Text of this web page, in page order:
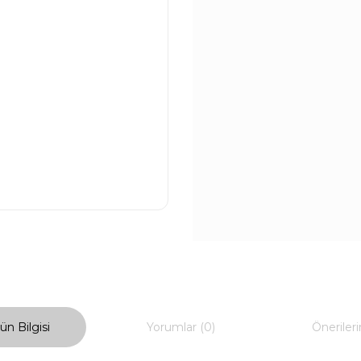
Bilgisi Yorumlar (0)